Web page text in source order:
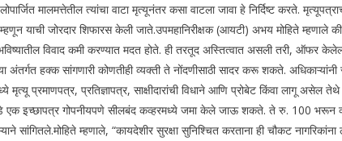
मालमत्तेतील त्यांचा वाटा मृत्यूनंतर कसा वाटला जावा हे निर्दिष्ट करते.
याची जोरदार शिफारस केली जाते.उपमहानिरीक्षक (आयटी) अभय मोहिते म्हणाले
विवाद कमी करण्यात मदत होते. ही तरतूद अस्तित्वात असली तरी, ऑफर
हक्क सांगणारी कोणतीही व्यक्ती ते नोंदणीसाठी सादर करू शकते.
प्रमाणपत्र, प्रतिज्ञापत्र, साक्षीदारांची विधाने आणि प्रोबेट किंवा लागू असेल
एक इच्छापत्र गोपनीयपणे सीलबंद कव्हरमध्ये जमा केले जाऊ शकते. ते रु. 100 भरून
सांगितले.मोहिते म्हणाले, “कायदेशीर सुरक्षा सुनिश्चित करताना ही चौकट